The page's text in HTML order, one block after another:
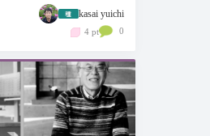
kasai yuichi
4 pt 0